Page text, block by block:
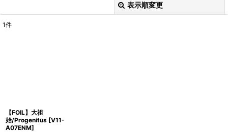
表示順変更
1件
【FOIL】大祖
始/Progenitus [V11-
A07ENM]